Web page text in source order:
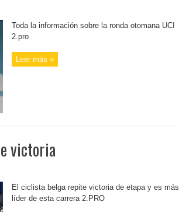
Toda la información sobre la ronda otomana UCI
2.pro
Leer más »
victoria
El ciclista belga repite victoria de etapa y es más
líder de esta carrera 2.PRO